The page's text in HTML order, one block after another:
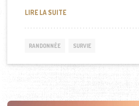
LIRE LA SUITESURVIVRE LA NUIT EN
RANDONNÉE SURVIE